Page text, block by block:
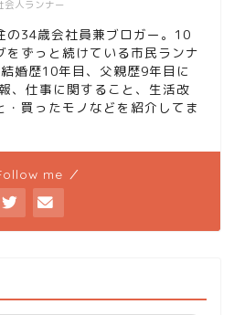
会人ランナー
の34歳会社員兼ブロガー。10
をずっと続けている市民ランナ
婚歴10年目、父親歴9年目に
、仕事に関すること、生活改
・買ったモノなどを紹介してま
me ／